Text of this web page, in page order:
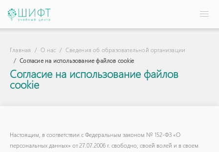
Главная О нас
Сведения об образовательной организации
Согласие на использование файлов cookie
Согласие на использование файлов
cookie
Настоящим, в соответствии с Федеральным законом № 152-ФЗ «О
персональных данных» от 27.07.2006 г. свободно, своей волей и в своем